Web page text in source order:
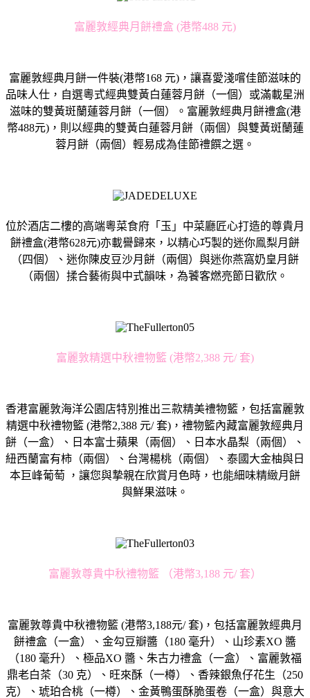
富麗敦經典月餅禮盒 (港幣488 元)
富麗敦經典月餅一件裝(港幣168 元)，讓喜愛淺嚐佳節滋味的
品味人仕，自選粵式經典雙黃白蓮蓉月餅（一個）或滿載星洲
滋味的雙黃斑蘭蓮蓉月餅（一個）。富麗敦經典月餅禮盒(港
幣488元)，則以經典的雙黃白蓮蓉月餅（兩個）與雙黃斑蘭蓮
蓉月餅（兩個）輕易成為佳節禮饌之選。
位於酒店二樓的高端粵菜食府「玉」中菜廳匠心打造的尊貴月
餅禮盒(港幣628元)亦載譽歸來，以精心巧製的迷你鳯梨月餅
（四個）、迷你陳皮豆沙月餅（兩個）與迷你燕窩奶皇月餅
（兩個）揉合藝術與中式韻味，為饕客燃亮節日歡欣。
富麗敦精選中秋禮物籃 (港幣2,388 元/ 套)
香港富麗敦海洋公園店特別推出三款精美禮物籃，包括富麗敦
精選中秋禮物籃 (港幣2,388 元/ 套)，禮物籃內藏富麗敦經典月
餅（一盒）、日本富士蘋果（兩個）、日本水晶梨（兩個）、
紐西蘭富有柿（兩個）、台灣楊桃（兩個）、泰國大金柚與日
本巨峰葡萄 ，讓您與摯親在欣賞月色時，也能細味精緻月餅
與鮮果滋味。
富麗敦尊貴中秋禮物籃 （港幣3,188 元/ 套）
富麗敦尊貴中秋禮物籃 (港幣3,188元/ 套)，包括富麗敦經典月
餅禮盒（一盒）、金勾豆瓣醬（180 毫升）、山珍素XO 醬
（180 毫升）、極品XO 醬、朱古力禮盒（一盒）、富麗敦福
鼎老白茶（30 克）、旺來酥（一樽）、香辣銀魚仔花生（250
克）、琥珀合桃（一樽）、金黃鴨蛋酥脆蛋卷（一盒）與意大